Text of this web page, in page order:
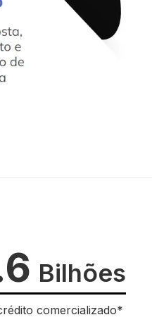
Bilhões
comercializado*